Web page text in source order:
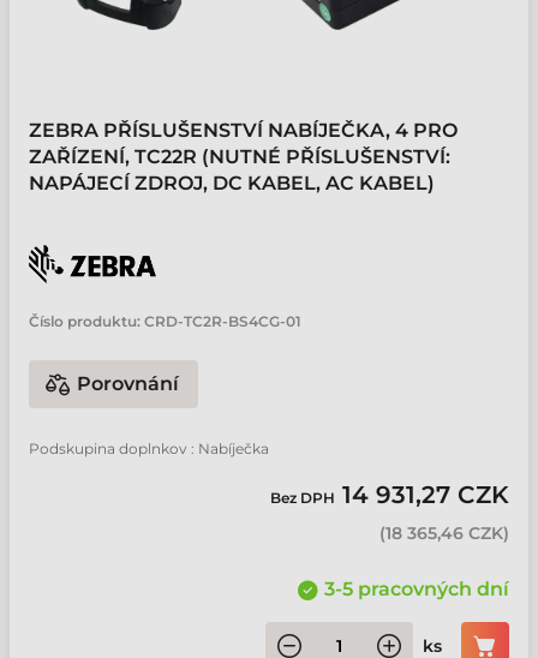
ZEBRA PŘÍSLUŠENSTVÍ NABÍJEČKA, 4 PRO
ZAŘÍZENÍ, TC22R (NUTNÉ PŘÍSLUŠENSTVÍ:
NAPÁJECÍ ZDROJ, DC KABEL, AC KABEL)
Číslo produktu: CRD-TC2R-BS4CG-01
Porovnání
Podskupina doplnkov : Nabíječka
Bez DPH 14 931,27 CZK
(18 365,46 CZK)
3-5 pracovných dní
ks